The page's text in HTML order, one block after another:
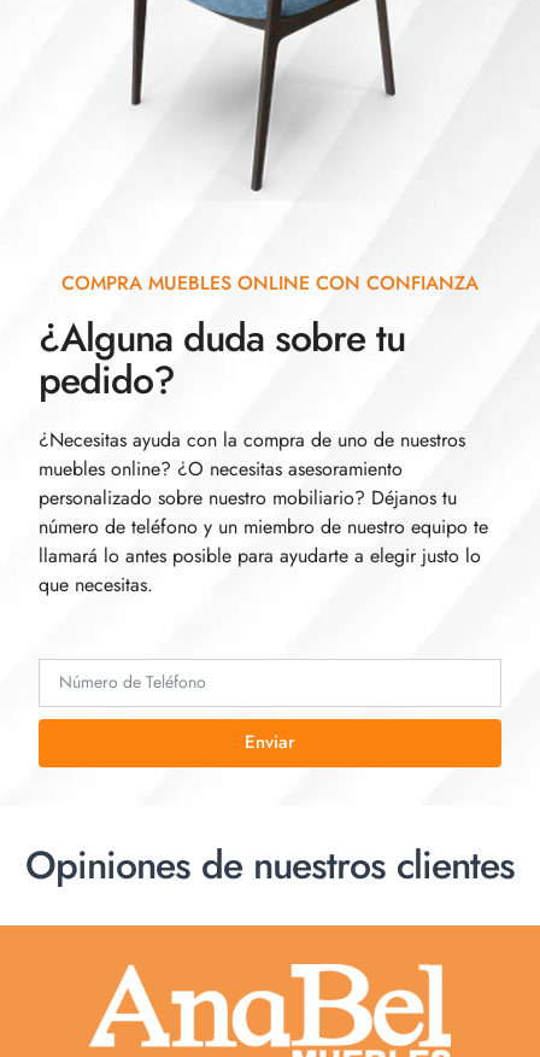
COMPRA MUEBLES ONLINE CON CONFIANZA
¿Alguna duda sobre tu
pedido?
¿Necesitas ayuda con la compra de uno de nuestros
muebles online? ¿O necesitas asesoramiento
personalizado sobre nuestro mobiliario? Déjanos tu
número de teléfono y un miembro de nuestro equipo te
llamará lo antes posible para ayudarte a elegir justo lo
que necesitas.
Enviar
Opiniones de nuestros clientes